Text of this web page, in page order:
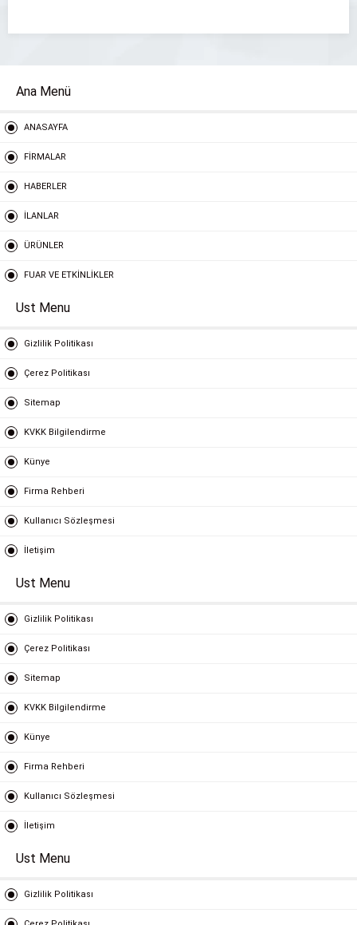
Ana Menü
ANASAYFA
FİRMALAR
HABERLER
İLANLAR
ÜRÜNLER
FUAR VE ETKİNLİKLER
Ust Menu
Gizlilik Politikası
Çerez Politikası
Sitemap
KVKK Bilgilendirme
Künye
Firma Rehberi
Kullanıcı Sözleşmesi
İletişim
Ust Menu
Gizlilik Politikası
Çerez Politikası
Sitemap
KVKK Bilgilendirme
Künye
Firma Rehberi
Kullanıcı Sözleşmesi
İletişim
Ust Menu
Gizlilik Politikası